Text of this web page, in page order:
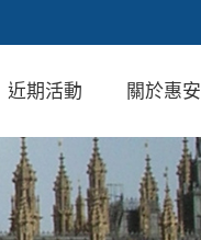
近期活動 關於惠安